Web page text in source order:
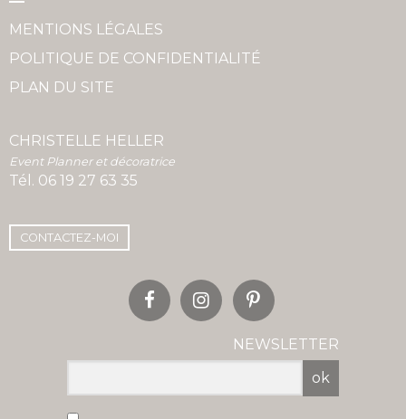
MENTIONS LÉGALES
POLITIQUE DE CONFIDENTIALITÉ
PLAN DU SITE
CHRISTELLE HELLER
Event Planner et décoratrice
Tél. 06 19 27 63 35
CONTACTEZ-MOI
NEWSLETTER
ok